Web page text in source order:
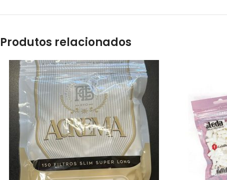
Produtos relacionados